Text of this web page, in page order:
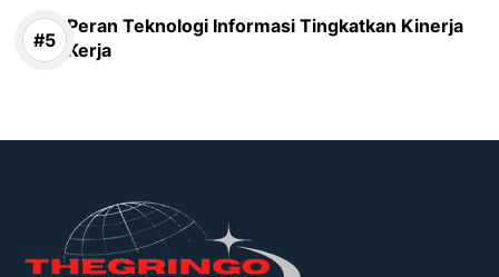
Peran Teknologi Informasi Tingkatkan Kinerja
Kerja